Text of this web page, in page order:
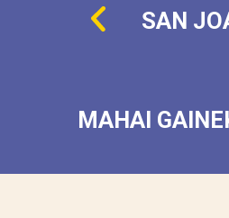
SAN
MAHAI